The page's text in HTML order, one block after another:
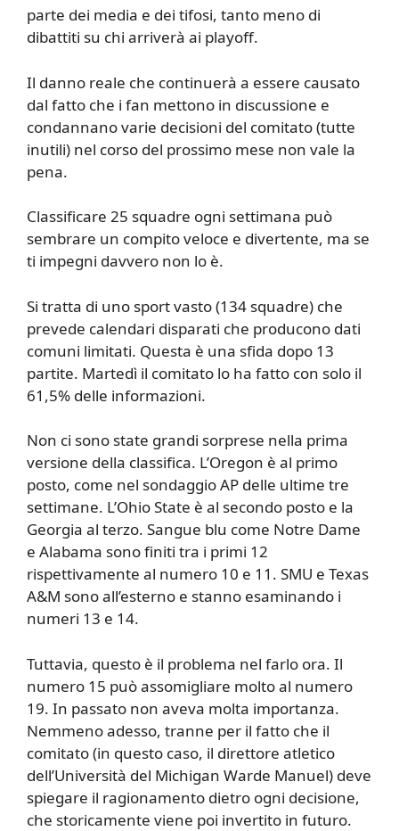
parte dei media e dei tifosi, tanto meno di
dibattiti su chi arriverà ai playoff.
Il danno reale che continuerà a essere causato
dal fatto che i fan mettono in discussione e
condannano varie decisioni del comitato (tutte
inutili) nel corso del prossimo mese non vale la
pena.
Classificare 25 squadre ogni settimana può
sembrare un compito veloce e divertente, ma se
ti impegni davvero non lo è.
Si tratta di uno sport vasto (134 squadre) che
prevede calendari disparati che producono dati
comuni limitati. Questa è una sfida dopo 13
partite. Martedì il comitato lo ha fatto con solo il
61,5% delle informazioni.
Non ci sono state grandi sorprese nella prima
versione della classifica. L’Oregon è al primo
posto, come nel sondaggio AP delle ultime tre
settimane. L’Ohio State è al secondo posto e la
Georgia al terzo. Sangue blu come Notre Dame
e Alabama sono finiti tra i primi 12
rispettivamente al numero 10 e 11. SMU e Texas
A&M sono all’esterno e stanno esaminando i
numeri 13 e 14.
Tuttavia, questo è il problema nel farlo ora. Il
numero 15 può assomigliare molto al numero
19. In passato non aveva molta importanza.
Nemmeno adesso, tranne per il fatto che il
comitato (in questo caso, il direttore atletico
dell’Università del Michigan Warde Manuel) deve
spiegare il ragionamento dietro ogni decisione,
che storicamente viene poi invertito in futuro.